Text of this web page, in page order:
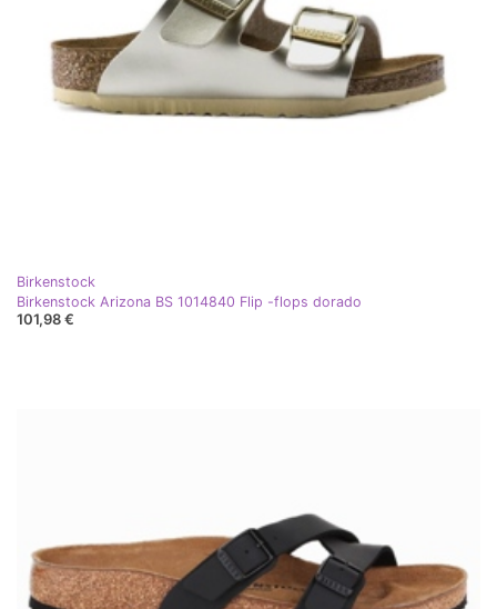
Birkenstock
Birkenstock Arizona BS 1014840 Flip -flops dorado
101,98 €